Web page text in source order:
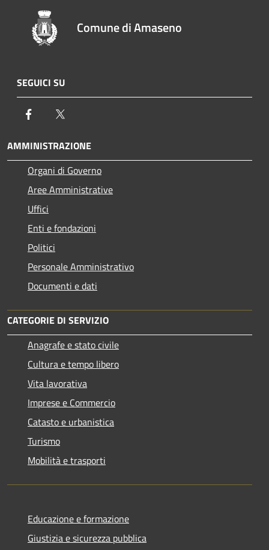
Comune di Amaseno
SEGUICI SU
Facebook
AMMINISTRAZIONE
Organi di Governo
Aree Amministrative
Uffici
Enti e fondazioni
Politici
Personale Amministrativo
Documenti e dati
CATEGORIE DI SERVIZIO
Anagrafe e stato civile
Cultura e tempo libero
Vita lavorativa
Imprese e Commercio
Catasto e urbanistica
Turismo
Mobilità e trasporti
Educazione e formazione
Giustizia e sicurezza pubblica